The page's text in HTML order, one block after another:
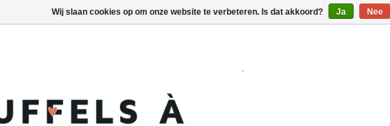
Wij slaan cookies op om onze website te verbeteren. Is dat akkoord? Ja Nee